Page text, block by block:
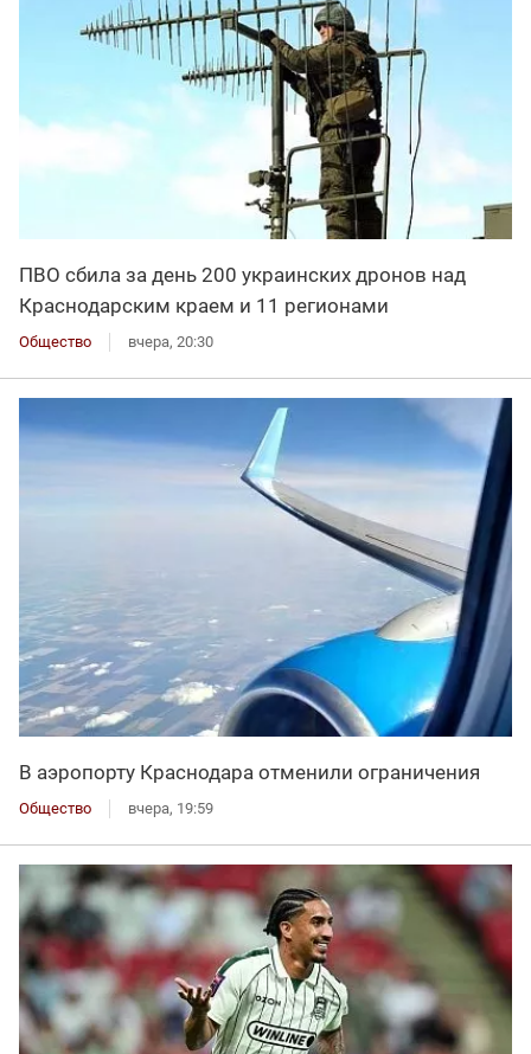
ПВО сбила за день 200 украинских дронов над
Краснодарским краем и 11 регионами
Общество вчера, 20:30
В аэропорту Краснодара отменили ограничения
Общество вчера, 19:59